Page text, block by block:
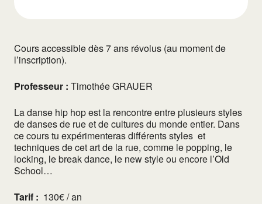
Cours accessible dès 7 ans révolus (au moment de
l’inscription).
Professeur : Timothée GRAUER
La danse hip hop est la rencontre entre plusieurs styles
de danses de rue et de cultures du monde entier. Dans
ce cours tu expérimenteras différents styles et
techniques de cet art de la rue, comme le popping, le
locking, le break dance, le new style ou encore l’Old
School…
Tarif : 130€ / an